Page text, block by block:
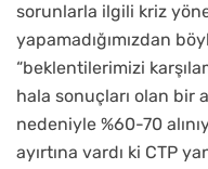
sorunlarla ilgili kriz
yapamadığımızdan
“beklentilerimizi
hala sonuçları olan bir
nedeniyle %60-70
ayırtına vardı ki CTP